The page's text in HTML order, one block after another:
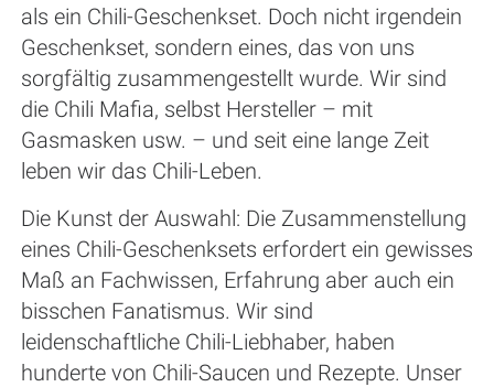
als ein Chili-Geschenkset. Doch nicht irgendein
Geschenkset, sondern eines, das von uns
sorgfältig zusammengestellt wurde. Wir sind
die Chili Mafia, selbst Hersteller – mit
Gasmasken usw. – und seit eine lange Zeit
leben wir das Chili-Leben.
Die Kunst der Auswahl: Die Zusammenstellung
eines Chili-Geschenksets erfordert ein gewisses
Maß an Fachwissen, Erfahrung aber auch ein
bisschen Fanatismus. Wir sind
leidenschaftliche Chili-Liebhaber, haben
hunderte von Chili-Saucen und Rezepte. Unser